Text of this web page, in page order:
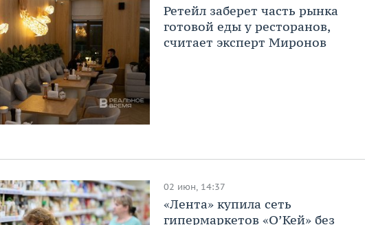
Ретейл заберет часть рынка
готовой еды у ресторанов,
считает эксперт Миронов
02 июн, 14:37
«Лента» купила сеть
гипермаркетов «О’Кей» без